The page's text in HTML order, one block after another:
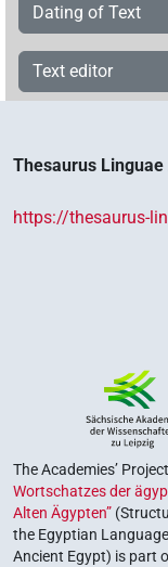
Dating of Text
Text editor
Thesaurus
https://thesaurus-
The Academies’ Project
Wortschatzes der
Alten Ägypten”
the Egyptian
Ancient Egypt) is part